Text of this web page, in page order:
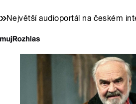
Největší audioportál na českém